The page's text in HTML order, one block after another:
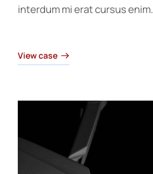
interdum mi erat cursus enim.
View case